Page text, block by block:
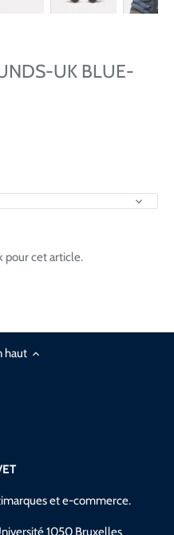
UK BLUE-
pour cet article.
haut
et e-commerce.